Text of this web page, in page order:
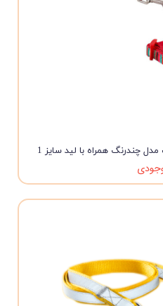
چندرنگ همراه با لید سایز 1